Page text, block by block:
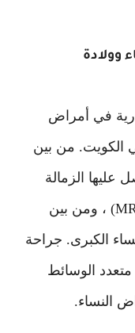
وولادة
في أمراض
الكويت. من بين
عليها الزمالة
البريطانية (FRCOG) والزمالة (MRCPS) ، ومن بين
الكبرى. جراحة
متعدد الوسائط
النساء.